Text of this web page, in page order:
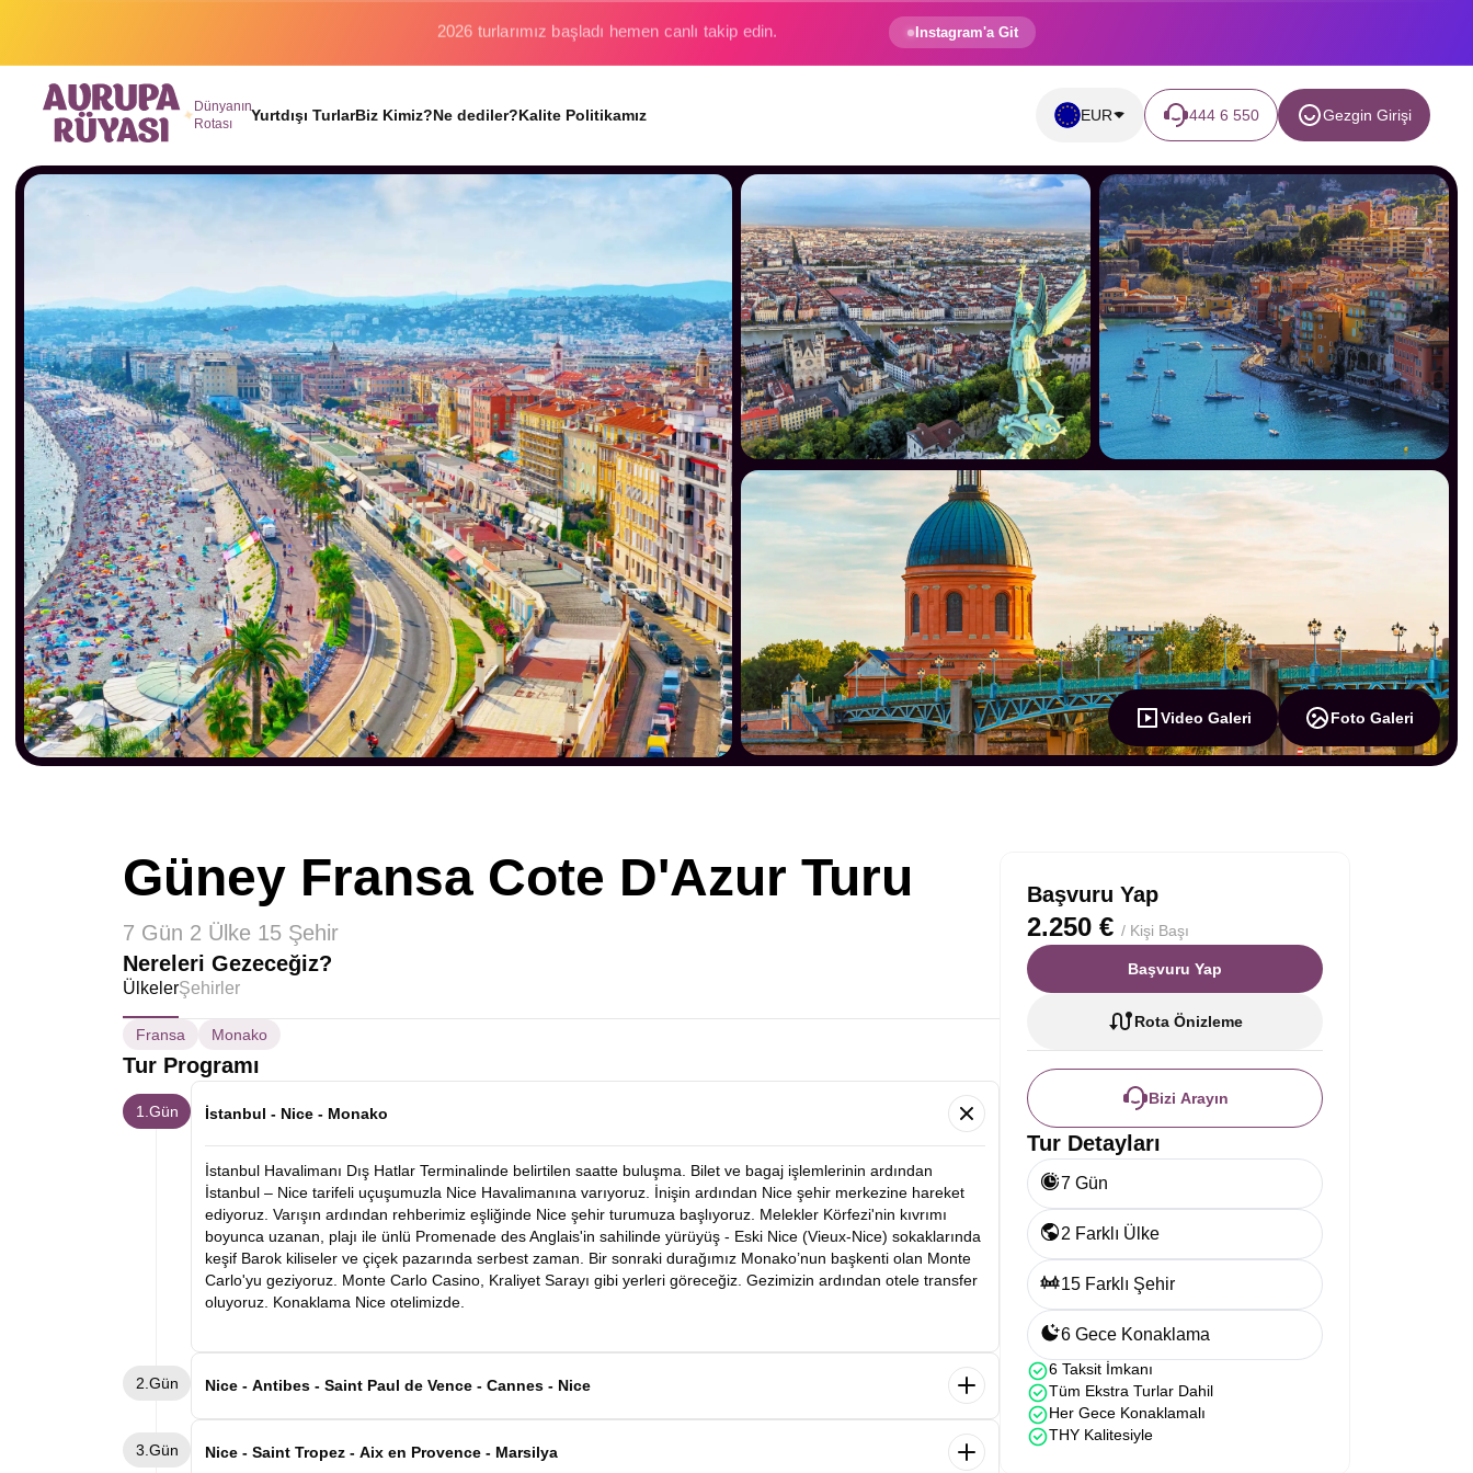
Binlerce gezginin hayali gerçek oluyor. Instagram'a Git
Dünyanın
Rotası
Yurtdışı TurlarBiz Kimiz?Ne dediler?Kalite Politikamız EUR 444 6 550 Gezgin Girişi
Video Galeri Foto Galeri
Güney Fransa Cote D'Azur Turu
7 Gün 2 Ülke 15 Şehir
Nereleri Gezeceğiz?
ÜlkelerŞehirler
Fransa Monako
Tur Programı
1.Gün İstanbul - Nice - Monako
İstanbul Havalimanı Dış Hatlar Terminalinde belirtilen saatte buluşma. Bilet ve bagaj işlemlerinin ardından
İstanbul – Nice tarifeli uçuşumuzla Nice Havalimanına varıyoruz. İnişin ardından Nice şehir merkezine hareket
ediyoruz. Varışın ardından rehberimiz eşliğinde Nice şehir turumuza başlıyoruz. Melekler Körfezi'nin kıvrımı
boyunca uzanan, plajı ile ünlü Promenade des Anglais'in sahilinde yürüyüş - Eski Nice (Vieux-Nice) sokaklarında
keşif Barok kiliseler ve çiçek pazarında serbest zaman. Bir sonraki durağımız Monako’nun başkenti olan Monte
Carlo'yu geziyoruz. Monte Carlo Casino, Kraliyet Sarayı gibi yerleri göreceğiz. Gezimizin ardından otele transfer
oluyoruz. Konaklama Nice otelimizde.
2.Gün Nice - Antibes - Saint Paul de Vence - Cannes - Nice
caddeleri ve dünyaca ünlü film festivaliyle tanınır. Akdeniz’in zarafetini, sanatın ışıltısını ve Fransız lüksünü bir
3.Gün Nice - Saint Tropez - Aix en Provence - Marsilya
Başvuru Yap
2.250 € / Kişi Başı
Başvuru Yap
Rota Önizleme
Bizi Arayın
Tur Detayları
7 Gün
2 Farklı Ülke
15 Farklı Şehir
6 Gece Konaklama
6 Taksit İmkanı
Tüm Ekstra Turlar Dahil
Her Gece Konaklamalı
THY Kalitesiyle